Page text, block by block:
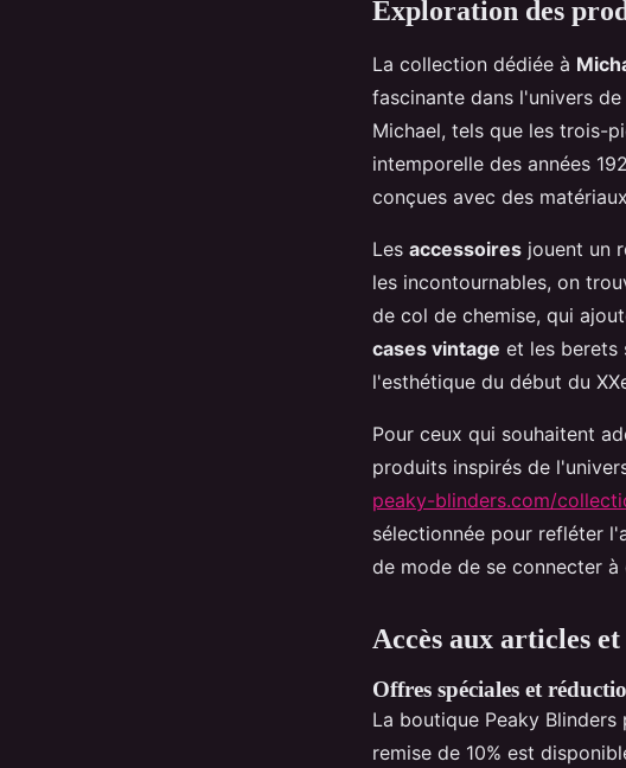
Exploration des
La collection dédiée à
fascinante dans l'univers
Michael, tels que les trois-
intemporelle des années
conçues avec des
Les accessoires jouent un
les incontournables, on
de col de chemise, qui
cases vintage et les berets
l'esthétique du début du
Pour ceux qui souhaitent
produits inspirés de
peaky-blinders.com/
sélectionnée pour refléter
de mode de se connecter
Accès aux articles
Offres spéciales et
La boutique Peaky Blinders
remise de 10% est